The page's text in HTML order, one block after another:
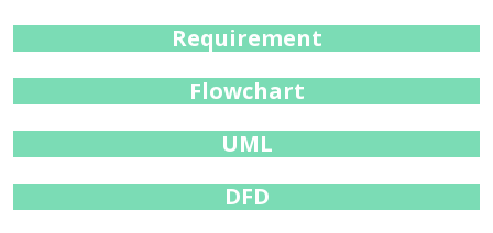
Requirement
Flowchart
UML
DFD